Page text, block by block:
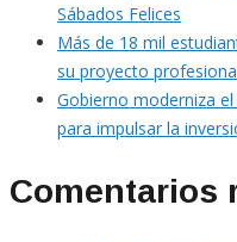
Sábados Felices
Más de 18 mil
su proyecto
Gobierno moderniza
para impulsar la
Comentarios